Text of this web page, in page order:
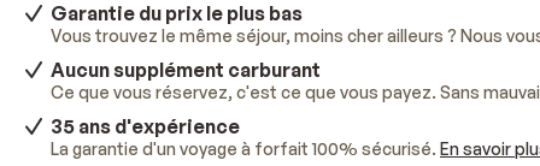
Garantie du prix le plus bas
Vous trouvez le même séjour, moins cher ailleurs ? Nous
Aucun supplément carburant
Ce que vous réservez, c'est ce que vous payez. Sans
35 ans d'expérience
La garantie d'un voyage à forfait 100% sécurisé. En savoir